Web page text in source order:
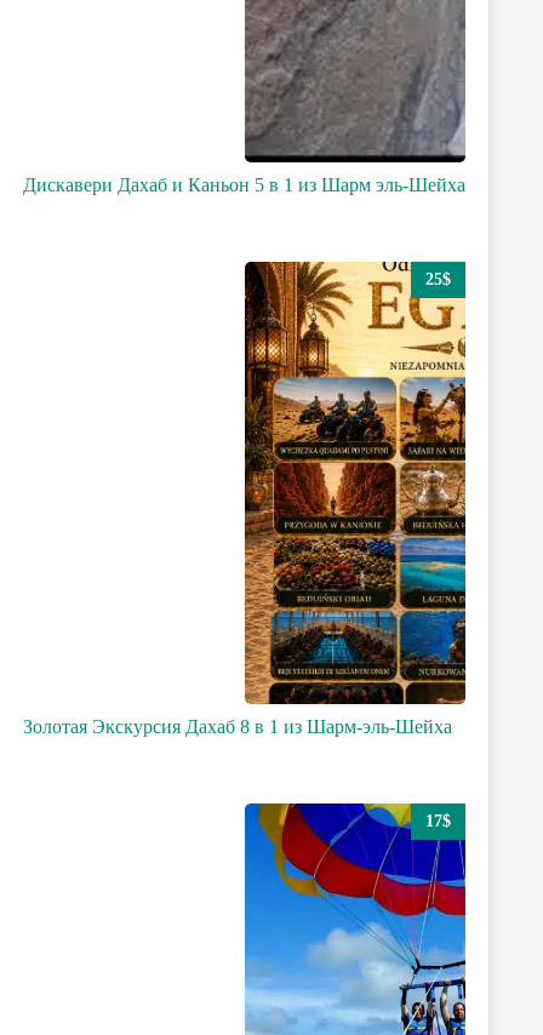
Дискавери Дахаб и Каньон 5 в 1 из Шарм эль-Шейха
Золотая Экскурсия Дахаб 8 в 1 из Шарм-эль-Шейха
25$
17$